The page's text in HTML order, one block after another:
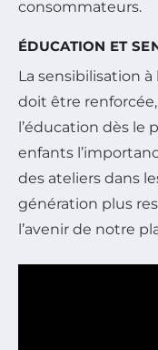
consommateurs.
ÉDUCATION ET
La sensibilisation
doit être
l’éducation dès le
enfants
des ateliers dans
génération plus
l’avenir de notre